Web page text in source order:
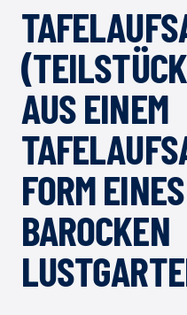
AUS EINEM
FORM EINES
BAROCKEN